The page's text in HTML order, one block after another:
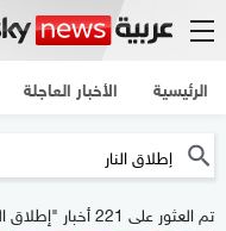
الرئيسية الأخبار العاجلة
تم العثور على 221 أخبار "إطلاق النار"